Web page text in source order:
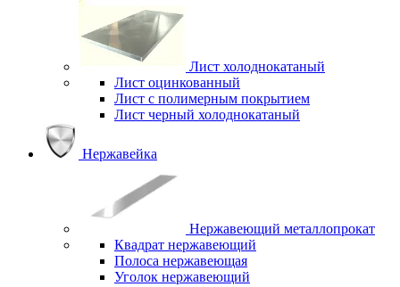
Лист холоднокатаный
Лист оцинкованный
Лист с полимерным покрытием
Лист черный холоднокатаный
Нержавейка
Нержавеющий металлопрокат
Квадрат нержавеющий
Полоса нержавеющая
Уголок нержавеющий